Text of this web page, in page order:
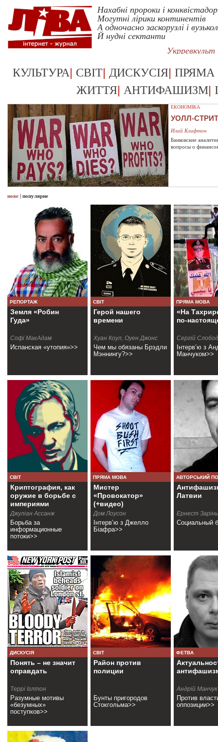
Нахабні пророки і
Могутні лірики континентів
А одночасно заскорузлі і
Й нудні сектанти
КУЛЬТУРА| СВІТ| ДИСКУСІЯ| ПРЯМА
ЖИТТЯ| АНТИФАШИЗМ|
ЕКОНОМІКА
УОЛЛ-
Илай Клифтон
Банковские
вопросы о
нове | популярне
РЕПОРТАЖ
Земля «Робин
Гуда»
Софі МакАдам
Испанская «утопия»>>
СВІТ
Герой нашего
времени
Хуан Коул, Оуен Джонс
Чем мы обязаны Брэдли
Мэннингу?>>
ПРЯМА МОВА
«На
по-
Сергій
Інтерв’ю з
Манчуком>>
СВІТ
Криптография, как
оружие в борьбе с
империями
Джуліан Ассанж
Борьба за
информационные
потоки>>
ПРЯМА МОВА
Мистер
«Провокатор»
(+видео)
Дом Лоусон
Інтерв’ю з Джелло
Біафра>>
АВТОРСЬКИЙ
Латвии
Ернест
Социальный
ДИСКУСІЯ
Понять – не значит
оправдать
Террі Іглтон
Разумные мотивы
«безумных»
поступков>>
СВІТ
Район против
полиции
Бунты пригородов
Стокгольма>>
ФЕТВА
Андрій Манчук
Против
оппозиции>>